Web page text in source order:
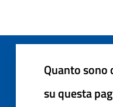
Quanto
su questa